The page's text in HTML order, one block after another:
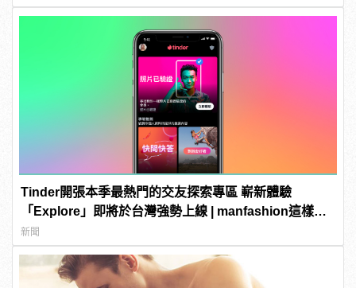
Tinder開張本季最熱門的交友探索專區 嶄新體驗
「Explore」即將於台灣強勢上線 | manfashion這樣變
型男
新聞